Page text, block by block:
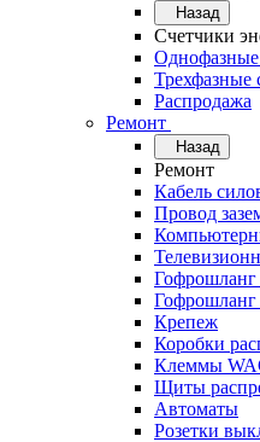
Назад
Счетчики
Однофазные
Трехфазные
Распродажа
Ремонт
Назад
Ремонт
Кабель
Провод
Крепеж
Коробки
Клеммы
Щиты
Автоматы
Розетки